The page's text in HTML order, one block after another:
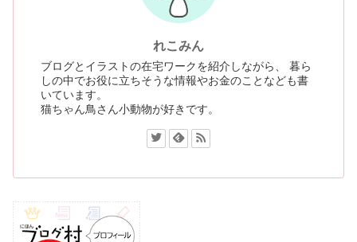
れこみん
ブログとイラストの在宅ワークを紹介しながら、 暮ら
しの中でお役に立ちそうな情報やお金のことなども書
いています。
猫ちゃん鳥さん小動物が好きです。